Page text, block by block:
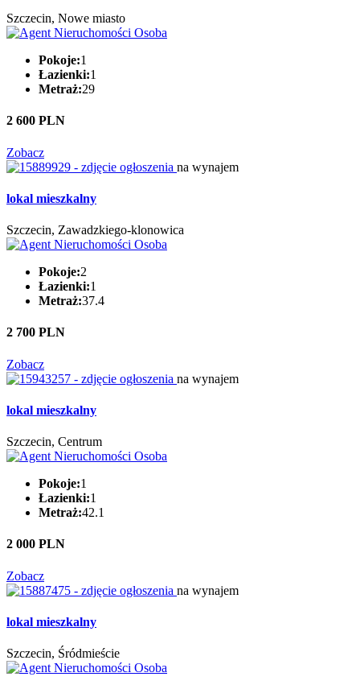
Szczecin, Nowe miasto
Pokoje:1
Łazienki:1
Metraż:29
2 600 PLN
Zobacz
na wynajem
lokal mieszkalny
Szczecin, Zawadzkiego-klonowica
Pokoje:2
Łazienki:1
Metraż:37.4
2 700 PLN
Zobacz
na wynajem
lokal mieszkalny
Szczecin, Centrum
Pokoje:1
Łazienki:1
Metraż:42.1
2 000 PLN
Zobacz
na wynajem
lokal mieszkalny
Szczecin, Śródmieście